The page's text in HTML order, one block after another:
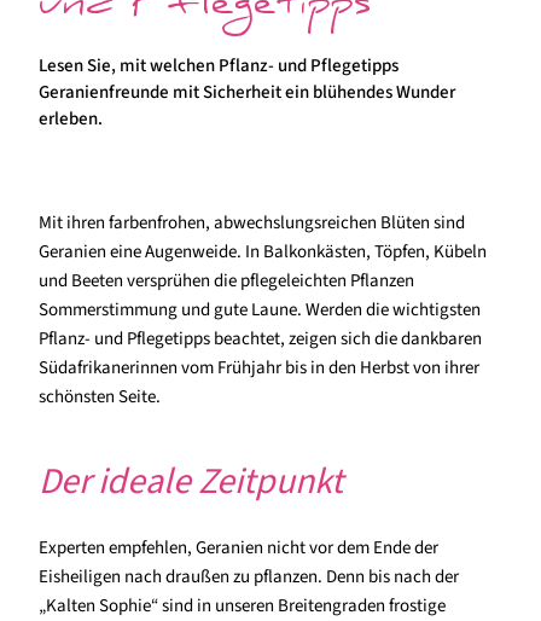
Lesen Sie, mit welchen Pflanz- und Pflegetipps
Geranienfreunde mit Sicherheit ein blühendes Wunder
erleben.
Mit ihren farbenfrohen, abwechslungsreichen Blüten sind
Geranien eine Augenweide. In Balkonkästen, Töpfen, Kübeln
und Beeten versprühen die pflegeleichten Pflanzen
Sommerstimmung und gute Laune. Werden die wichtigsten
Pflanz- und Pflegetipps beachtet, zeigen sich die dankbaren
Südafrikanerinnen vom Frühjahr bis in den Herbst von ihrer
schönsten Seite.
Der ideale Zeitpunkt
Experten empfehlen, Geranien nicht vor dem Ende der
Eisheiligen nach draußen zu pflanzen. Denn bis nach der
„Kalten Sophie“ sind in unseren Breitengraden frostige